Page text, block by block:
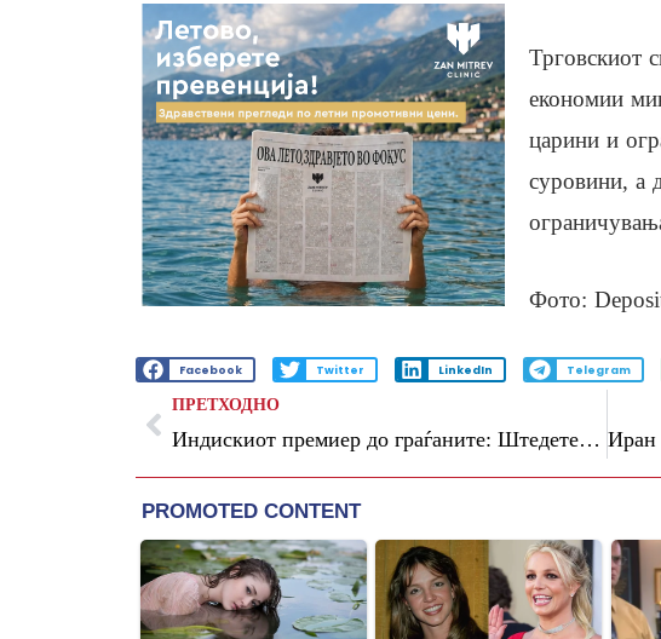
Трговскиот
економии
царини и
суровини, а
Фото:
Facebook Twitter LinkedIn Telegram
ПРЕТХОДНО
Индискиот премиер до граѓаните: Штедете гориво, работете од дома и не се мажете во странство